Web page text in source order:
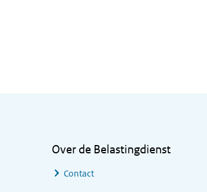
Over de Belastingdienst
Contact